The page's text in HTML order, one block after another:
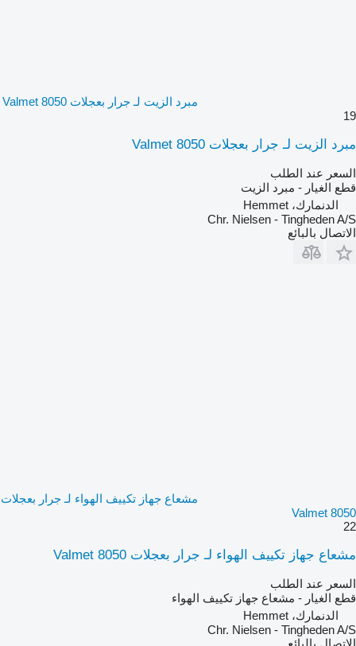
مبرد الزيت لـ جرار بعجلات Valmet 8050
19
مبرد الزيت لـ جرار بعجلات Valmet 8050
السعر عند الطلب
قطع الغيار - مبرد الزيت
الدنمارك، Hemmet
Chr. Nielsen - Tingheden A/S
الاتصال بالبائع
مشعاع جهاز تكييف الهواء لـ جرار بعجلات
Valmet 8050
22
مشعاع جهاز تكييف الهواء لـ جرار بعجلات Valmet 8050
السعر عند الطلب
قطع الغيار - مشعاع جهاز تكييف الهواء
الدنمارك، Hemmet
Chr. Nielsen - Tingheden A/S
الاتصال بالبائع